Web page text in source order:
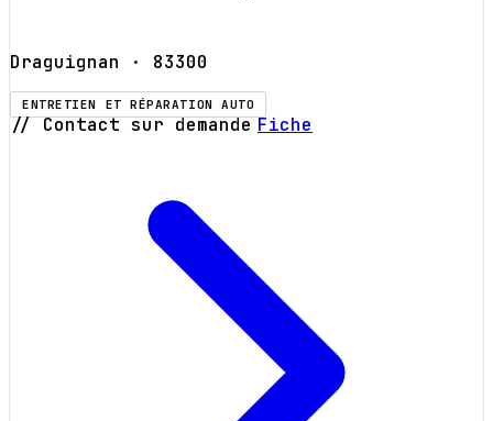
Draguignan · 83300
ENTRETIEN ET RÉPARATION AUTO
// Contact sur demande Fiche